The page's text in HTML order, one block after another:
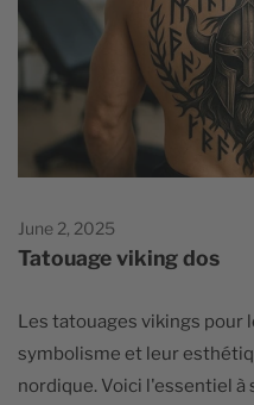
June 2, 2025
Tatouage viking dos
Les tatouages vikings pour
symbolisme et leur
nordique. Voici l'essentiel à